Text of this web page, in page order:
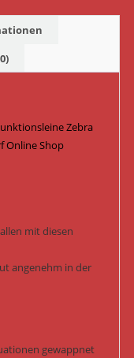
Zebra
Online Shop
mit diesen
angenehm in der
gewappnet